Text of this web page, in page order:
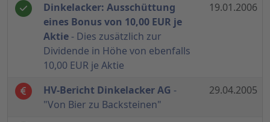
Dinkelacker: Ausschüttung
eines Bonus von 10,00 EUR je
Aktie- Dies zusätzlich zur
Dividende in Höhe von ebenfalls
10,00 EUR je Aktie
19.01.2006
HV-Bericht Dinkelacker AG -
"Von Bier zu Backsteinen"
29.04.2005